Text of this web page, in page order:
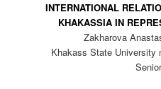
INTERNATIONAL
KHAKASSIA IN
Zakharova
Khakass State University